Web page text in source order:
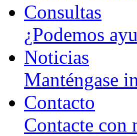
Consultas
¿Podemos
Noticias
Manténgase
Contacto
Contacte con